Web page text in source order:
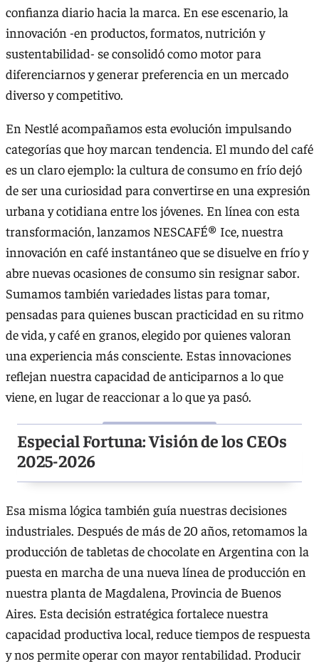
confianza diario hacia la marca. En ese escenario, la
innovación -en productos, formatos, nutrición y
sustentabilidad- se consolidó como motor para
diferenciarnos y generar preferencia en un mercado
diverso y competitivo.
En Nestlé acompañamos esta evolución impulsando
categorías que hoy marcan tendencia. El mundo del café
es un claro ejemplo: la cultura de consumo en frío dejó
de ser una curiosidad para convertirse en una expresión
urbana y cotidiana entre los jóvenes. En línea con esta
transformación, lanzamos NESCAFÉ® Ice, nuestra
innovación en café instantáneo que se disuelve en frío y
abre nuevas ocasiones de consumo sin resignar sabor.
Sumamos también variedades listas para tomar,
pensadas para quienes buscan practicidad en su ritmo
de vida, y café en granos, elegido por quienes valoran
una experiencia más consciente. Estas innovaciones
reflejan nuestra capacidad de anticiparnos a lo que
viene, en lugar de reaccionar a lo que ya pasó.
Especial Fortuna: Visión de los CEOs
2025-2026
Esa misma lógica también guía nuestras decisiones
industriales. Después de más de 20 años, retomamos la
producción de tabletas de chocolate en Argentina con la
puesta en marcha de una nueva línea de producción en
nuestra planta de Magdalena, Provincia de Buenos
Aires. Esta decisión estratégica fortalece nuestra
capacidad productiva local, reduce tiempos de respuesta
y nos permite operar con mayor rentabilidad. Producir